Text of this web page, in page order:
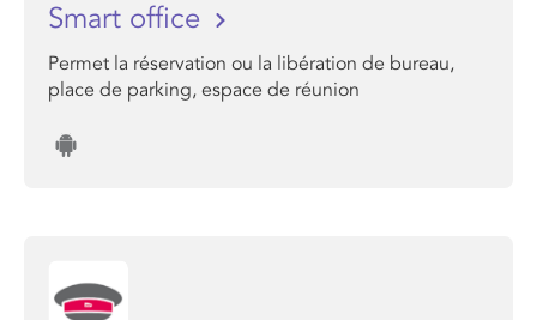
Smart office
Permet la réservation ou la libération de bureau,
place de parking, espace de réunion